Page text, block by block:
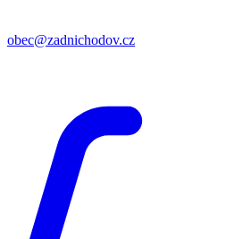
obec@zadnichodov.cz